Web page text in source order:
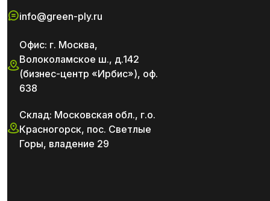
info@green-ply.ru
Офис: г. Москва,
Волоколамское ш., д.142
(бизнес-центр «Ирбис»), оф.
638
Склад: Московская обл., г.о.
Красногорск, пос. Светлые
Горы, владение 29